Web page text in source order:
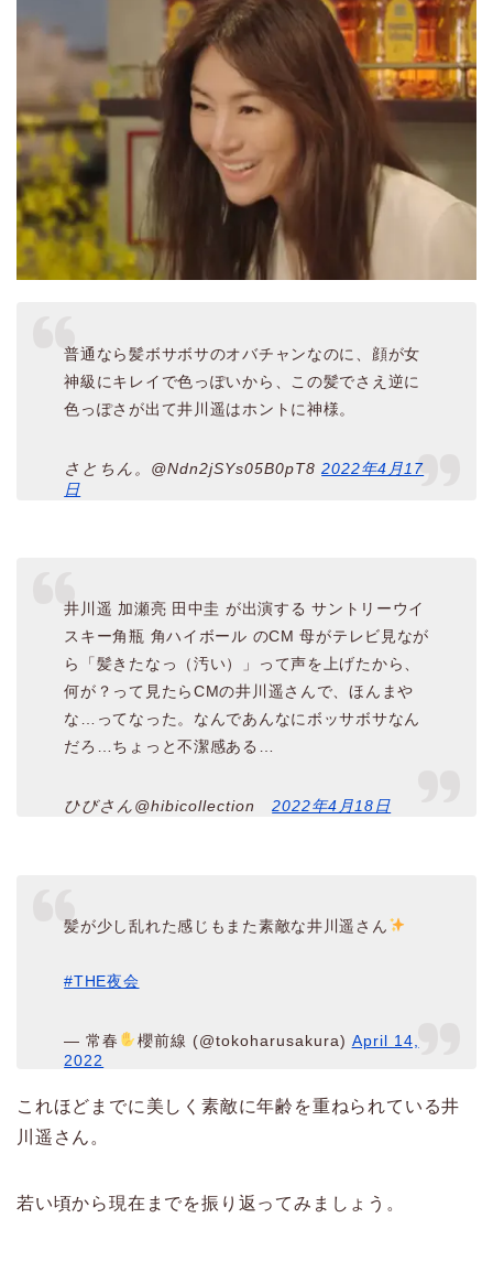
普通なら髪ボサボサのオバチャンなのに、顔が女
神級にキレイで色っぽいから、この髪でさえ逆に
色っぽさが出て井川遥はホントに神様。
さとちん。@Ndn2jSYs05B0pT82022年4月17
日
井川遥 加瀬亮 田中圭 が出演する サントリーウイ
スキー角瓶 角ハイボール のCM 母がテレビ見なが
ら「髪きたなっ（汚い）」って声を上げたから、
何が？って見たらCMの井川遥さんで、ほんまや
な…ってなった。なんであんなにボッサボサなん
だろ…ちょっと不潔感ある…
ひびさん@hibicollection2022年4月18日
髪が少し乱れた感じもまた素敵な井川遥さん
#THE夜会
— 常春 櫻前線 (@tokoharusakura) April 14,
2022
これほどまでに美しく素敵に年齢を重ねられている井
川遥さん。
若い頃から現在までを振り返ってみましょう。